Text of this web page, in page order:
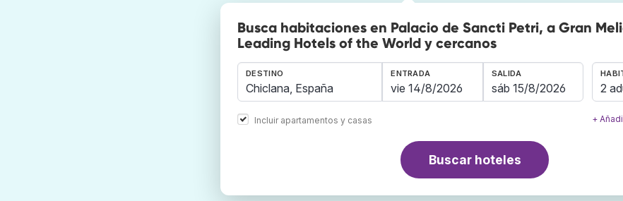
Busca habitaciones en Palacio de Sancti Petri, a Gran
Leading Hotels of the World y cercanos
DESTINO
Incluir apartamentos y casas
ENTRADA SALIDA
2
+
Buscar hoteles